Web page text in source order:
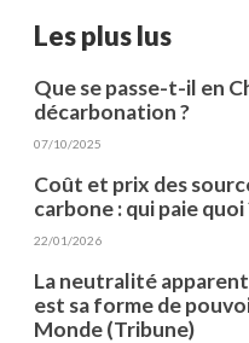
Les plus lus
Que se passe-t-il en
décarbonation ?
07/10/2025
Coût et prix des
carbone : qui paie quoi
22/01/2026
La neutralité
est sa forme de
Monde (Tribune)